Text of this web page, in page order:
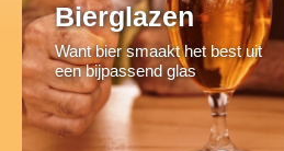
Bierglazen
Want bier smaakt het best uit
een bijpassend glas